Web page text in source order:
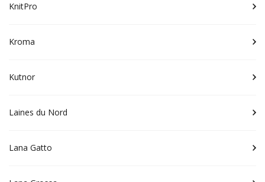
KnitPro
Kroma
Kutnor
Laines du Nord
Lana Gatto